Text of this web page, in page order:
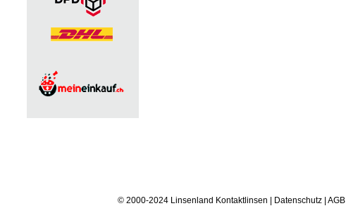
© 2000-2024 Linsenland Kontaktlinsen Datenschutz AGB